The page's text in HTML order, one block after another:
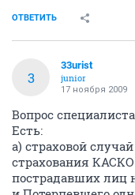
ОТВЕТИТЬ
3
33urist
junior
17 ноября 2009
Вопрос
Есть:
а) страховой
страхования
пострадавших лиц